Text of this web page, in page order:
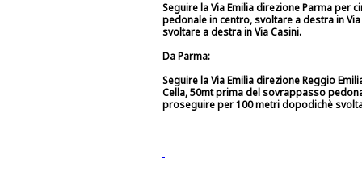
Seguire la Via Emilia direzione Parma per
pedonale in centro, svoltare a destra in
svoltare a destra in Via Casini.
Da Parma:
Seguire la Via Emilia direzione Reggio
Cella, 50mt prima del sovrappasso
proseguire per 100 metri dopodichè